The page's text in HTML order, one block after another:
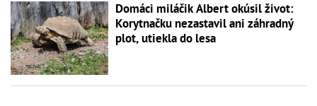
Domáci miláčik Albert okúsil život:
Korytnačku nezastavil ani záhradný
plot, utiekla do lesa